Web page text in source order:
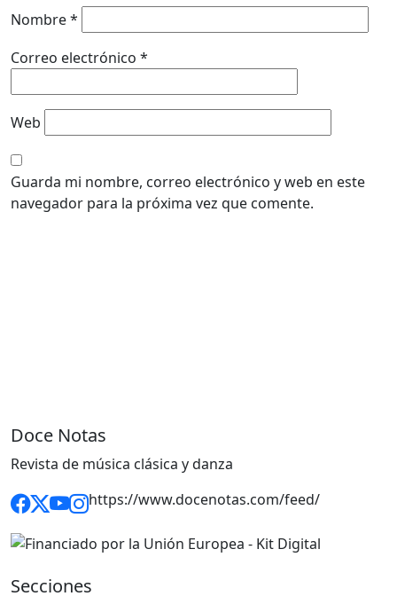
Nombre*
Correo electrónico *
Web
Guarda mi nombre, correo electrónico y web en este
navegador para la próxima vez que comente.
Doce Notas
Revista de música clásica y danza
https://www.docenotas.com/feed/
Secciones